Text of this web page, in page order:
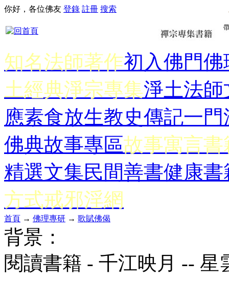
你好，各位佛友 登錄 註冊 搜索
知名法師著作初入佛門佛
土經典淨宗專集淨土法師
應素食放生教史傳記一門
佛典故事專區故事寓言書
精選文集民間善書健康書
方式戒邪淫網
首頁 → 佛理專研 → 歌賦佛偈
背景：
閱讀書籍 - 千江映月 --